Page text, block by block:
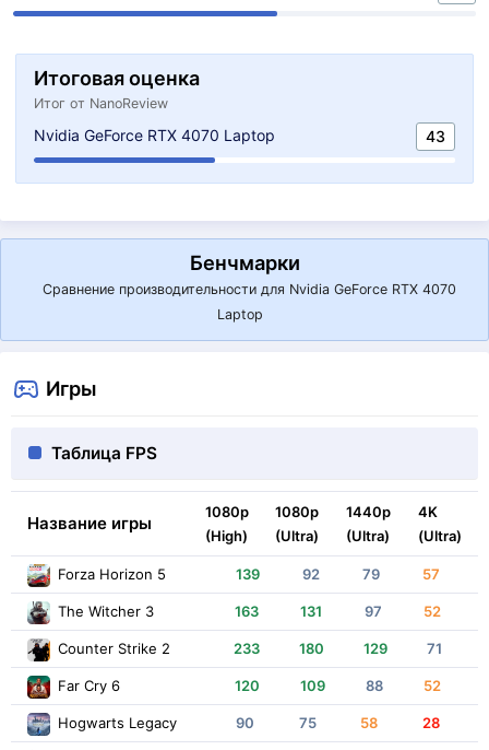
Итоговая оценка
Итог от NanoReview
Nvidia GeForce RTX 4070 Laptop 43
Бенчмарки
Сравнение производительности для Nvidia GeForce RTX 4070
Laptop
Игры
Таблица FPS
Название игры
1080p
(High)
1080p
(Ultra)
1440p
(Ultra)
4K
(Ultra)
Forza Horizon 5 139 92 79 57
The Witcher 3 163 131 97 52
Counter Strike 2 233 180 129 71
Far Cry 6 120 109 88 52
Hogwarts Legacy 90 75 58 28